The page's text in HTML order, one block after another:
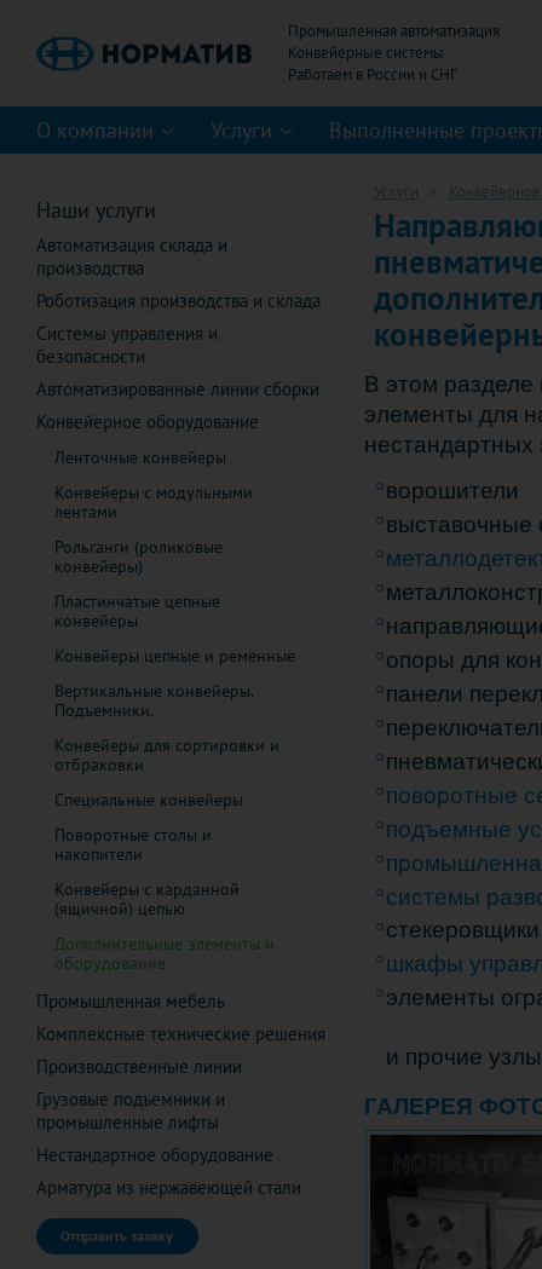
Промышленная автоматизация
Конвейерные системы
О компании Услуги Выполненные
Наши услуги
Автоматизация склада и
производства
Роботизация производства и склада
Системы управления и
безопасности
Автоматизированные линии сборки
Конвейерное оборудование
Ленточные конвейеры
Конвейеры с модульными
лентами
Рольганги (роликовые
конвейеры)
Пластинчатые цепные
конвейеры
Конвейеры цепные и ременные
Вертикальные конвейеры.
Подъемники.
Конвейеры для сортировки и
отбраковки
Cпециальные конвейеры
Поворотные столы и
накопители
Конвейеры с карданной
(ящичной) цепью
Дополнительные элементы и
оборудование
Промышленная мебель
Комплексные технические решения
Производственные линии
Грузовые подъемники и
промышленные лифты
Нестандартное оборудование
Арматура из нержавеющей стали
Отправить заявку
Услуги
В этом
элементы для
нестандартных
ворошители
опоры для
панели
поворотные
подъемные
системы
шкафы
элементы
и прочие
ГАЛЕРЕЯ